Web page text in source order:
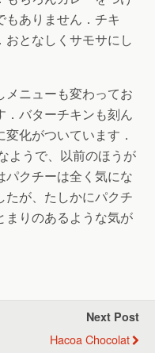
ありません．チキ
おとなしくサモサにし
ニューも変わってお
．バターチキンも刻ん
化がついています．
ようで、以前のほうが
パクチーは全く気にな
たが、たしかにパクチ
まりのあるような気が
Next Post
Hacoa Chocolat